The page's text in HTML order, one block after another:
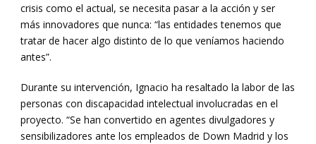
crisis como el actual, se necesita pasar a la acción y ser
más innovadores que nunca: “las entidades tenemos que
tratar de hacer algo distinto de lo que veníamos haciendo
antes”.
Durante su intervención, Ignacio ha resaltado la labor de las
personas con discapacidad intelectual involucradas en el
proyecto. “Se han convertido en agentes divulgadores y
sensibilizadores ante los empleados de Down Madrid y los